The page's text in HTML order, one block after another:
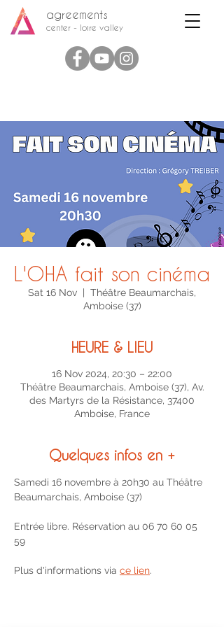
agreements
center - loire valley
L'OHA fait son cinéma
Sat 16 Nov
Théâtre Beaumarchais,
Amboise (37)
HEURE & LIEU
16 Nov 2024, 20:30 – 22:00
Théâtre Beaumarchais, Amboise (37), Av.
des Martyrs de la Résistance, 37400
Amboise, France
Quelques infos en +
Samedi 16 novembre à 20h30 au Théâtre
Beaumarchais, Amboise (37)
Entrée libre. Réservation au 06 70 60 05
59
Plus d'informations via ce lien.